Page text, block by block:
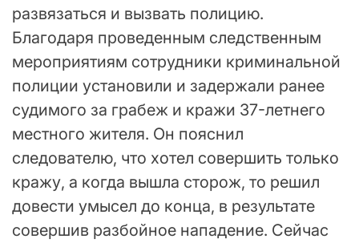
развязаться и вызвать полицию.
Благодаря проведенным следственным
мероприятиям сотрудники криминальной
полиции установили и задержали ранее
судимого за грабеж и кражи 37-летнего
местного жителя. Он пояснил
следователю, что хотел совершить только
кражу, а когда вышла сторож, то решил
довести умысел до конца, в результате
совершив разбойное нападение. Сейчас